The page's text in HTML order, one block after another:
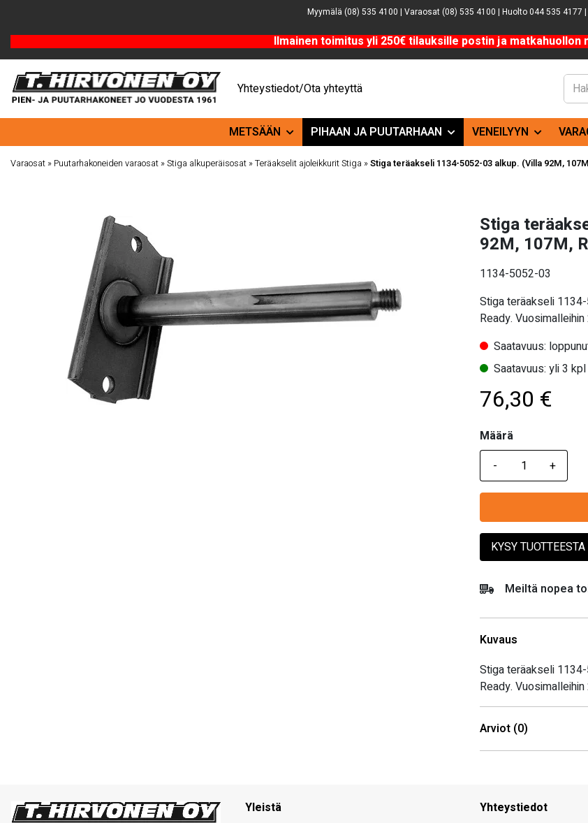
Myymälä (08) 535 4100 | Varaosat (08) 535 4100 | Huolto 044 535 4177 |
Ilmainen toimitus yli 250€ tilauksille postin ja matkahuollon
Yhteystiedot/Ota yhteyttä
METSÄÄN PIHAAN JA PUUTARHAAN VENEILYYN
Varaosat » Puutarhakoneiden varaosat »Stiga alkuperäisosat »Teräakselit ajoleikkurit Stiga »Stiga teräakseli 1134-5052-03 alkup. (Villa 92M,
Stiga
92M, 107M,
1134-5052-03
Stiga teräakseli
Ready.
Saatavuus:
Saatavuus: yli 3
76,30 €
Määrä
Määrä
KYSY TUOTTEESTA
Meiltä nopea
Kuvaus
Stiga teräakseli
Ready.
Arviot (0)
Yleistä
Yhteystiedot